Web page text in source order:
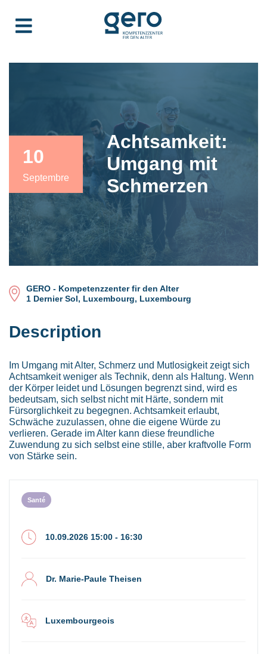
10
Septembre
Achtsamkeit:
Umgang mit
Schmerzen
GERO - Kompetenzzenter fir den Alter
1 Dernier Sol, Luxembourg, Luxembourg
Description
Im Umgang mit Alter, Schmerz und Mutlosigkeit zeigt sich
Achtsamkeit weniger als Technik, denn als Haltung. Wenn
der Körper leidet und Lösungen begrenzt sind, wird es
bedeutsam, sich selbst nicht mit Härte, sondern mit
Fürsorglichkeit zu begegnen. Achtsamkeit erlaubt,
Schwäche zuzulassen, ohne die eigene Würde zu
verlieren. Gerade im Alter kann diese freundliche
Zuwendung zu sich selbst eine stille, aber kraftvolle Form
von Stärke sein.
Santé
10.09.2026 15:00 - 16:30
Dr. Marie-Paule Theisen
Luxembourgeois